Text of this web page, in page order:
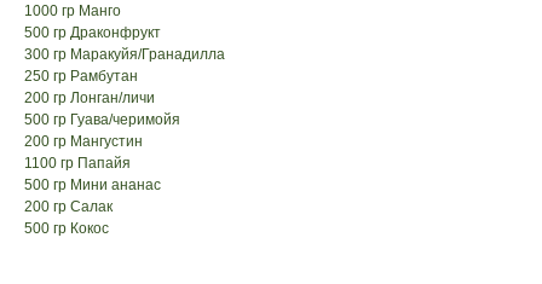
1000 гр Манго
500 гр Драконфрукт
300 гр Маракуйя/Гранадилла
250 гр Рамбутан
200 гр Лонган/личи
500 гр Гуава/черимойя
200 гр Мангустин
1100 гр Папайя
500 гр Мини ананас
200 гр Салак
500 гр Кокос